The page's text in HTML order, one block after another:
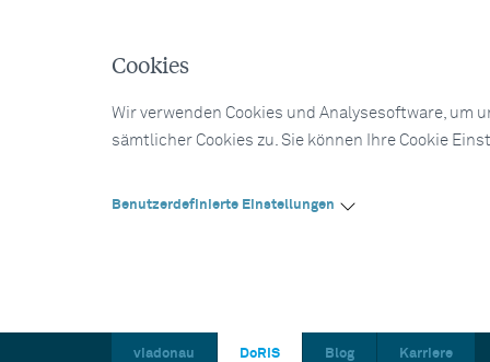
Cookies
Wir verwenden Cookies und Analysesoftware,
sämtlicher Cookies zu. Sie können Ihre Cookie
Benutzerdefinierte Einstellungen
viadonau DoRIS Blog Karriere